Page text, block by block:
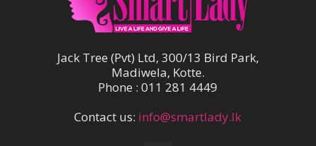
Jack Tree (Pvt) Ltd, 300/13 Bird Park,
Madiwela, Kotte.
Phone : 011 281 4449
Contact us: info@smartlady.lk